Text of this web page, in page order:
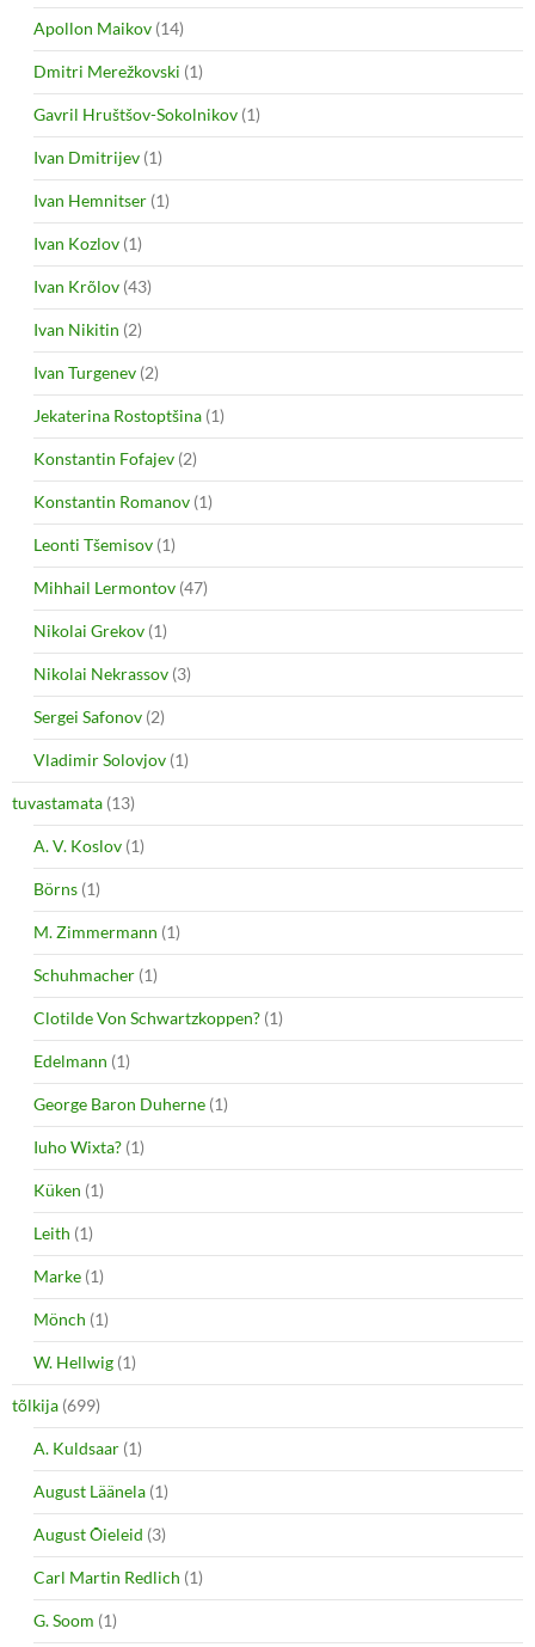
Apollon Maikov (14)
Dmitri Merežkovski (1)
Gavril Hruštšov-Sokolnikov (1)
Ivan Dmitrijev (1)
Ivan Hemnitser (1)
Ivan Kozlov (1)
Ivan Krõlov (43)
Ivan Nikitin (2)
Ivan Turgenev (2)
Jekaterina Rostoptšina (1)
Konstantin Fofajev (2)
Konstantin Romanov (1)
Leonti Tšemisov (1)
Mihhail Lermontov (47)
Nikolai Grekov (1)
Nikolai Nekrassov (3)
Sergei Safonov (2)
Vladimir Solovjov (1)
tuvastamata (13)
A. V. Koslov (1)
Börns (1)
M. Zimmermann (1)
Schuhmacher (1)
Clotilde Von Schwartzkoppen? (1)
Edelmann (1)
George Baron Duherne (1)
Iuho Wixta? (1)
Küken (1)
Leith (1)
Marke (1)
Mönch (1)
W. Hellwig (1)
tõlkija (699)
A. Kuldsaar (1)
August Läänela (1)
August Õieleid (3)
Carl Martin Redlich (1)
G. Soom (1)